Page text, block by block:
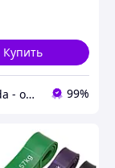
Купить
SportVida - официальный интернет-магазин 99%